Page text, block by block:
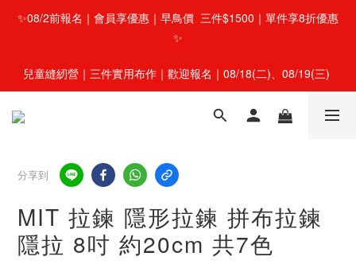
✨08/2前報名｜會員享優惠｜早鳥價  三件$1500｜單件享8折優惠
✨
兒童縫紉營｜三件實用布作｜歡迎報名｜08/18(二)、08/19(三)
分享到
MIT 拉鍊 隱形拉鍊 拼布拉鍊
隱拉 8吋 約20cm 共7色